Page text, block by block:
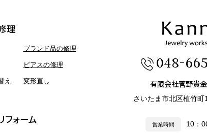
理
ブランド品の修理
ピアスの修理
え 変形直し
フォーム
048-
有限会社菅野貴
さいたま市北区植竹町
営業時間 10：